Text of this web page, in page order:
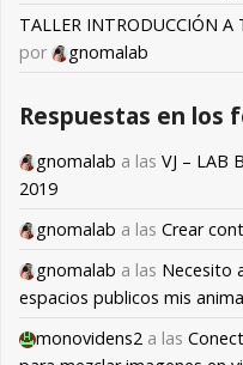
TALLER INTRODUCCIÓN
por
gnomalab
Respuestas en los
gnomalab a las VJ – LAB
2019
gnomalab a las Crear
gnomalab a las Necesito
espacios publicos mis
monovidens2 a las